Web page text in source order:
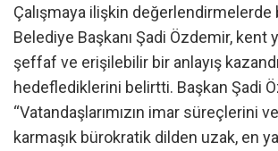
Çalışmaya ilişkin
Belediye Başkanı Şadi Özdemir, kent
şeffaf ve erişilebilir bir anlayış
hedeflediklerini belirtti. Başkan Şadi
“Vatandaşlarımızın imar süreçlerini
karmaşık bürokratik dilden uzak, en